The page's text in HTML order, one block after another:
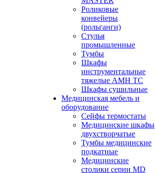
Роликовые
конвейеры
(рольганги)
Стулья
промышленные
Тумбы
Шкафы
инструментальные
тяжелые АМН ТС
Шкафы сушильные
Медицинская мебель и
оборудование
Сейфы термостаты
Медицинские шкафы
двухстворчатые
Тумбы медицинские
подкатные
Медицинские
столики серии MD